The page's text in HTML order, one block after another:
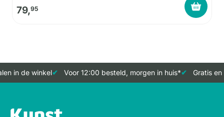
79,95
in de winkel Voor 12:00 besteld, morgen in huis* Gratis